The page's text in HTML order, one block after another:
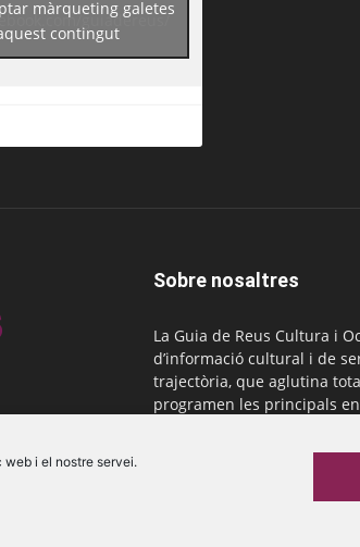
i el nostre servei.
guiadereus/
màrqueting galetes
contingut
Sobre nosaltres
La Guia de Reus Cultura i
d’informació cultural i de
trajectòria, que aglutina
programen les principals